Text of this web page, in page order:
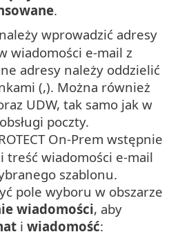
.
wprowadzić adresy
wiadomości e-mail z
adresy należy oddzielić
(,). Można również
UDW, tak samo jak w
poczty.
On-Prem wstępnie
treść wiadomości e-mail
szablonu.
pole wyboru w obszarze
wiadomości, aby
i wiadomość: